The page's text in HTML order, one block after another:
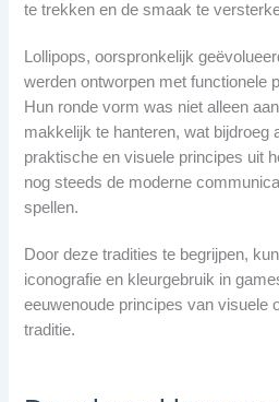
te trekken en de smaak te
Lollipops, oorspronkelijk
werden ontworpen met functionele
Hun ronde vorm was niet alleen
makkelijk te hanteren, wat bijdroeg
praktische en visuele principes uit
nog steeds de moderne
spellen.
Door deze tradities te begrijpen,
iconografie en kleurgebruik in
eeuwenoude principes van visuele
traditie.